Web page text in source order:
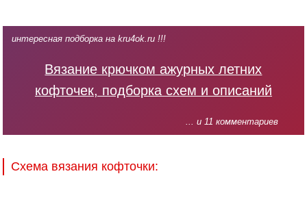
интересная подборка на kru4ok.ru !!!
Вязание крючком ажурных летних
кофточек, подборка схем и описаний
... и 11 комментариев
Схема вязания кофточки: